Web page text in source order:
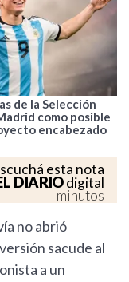
de la Selección
como posible
encabezado
esta nota
DIARIOdigital
minutos
no abrió
sacude al
a un